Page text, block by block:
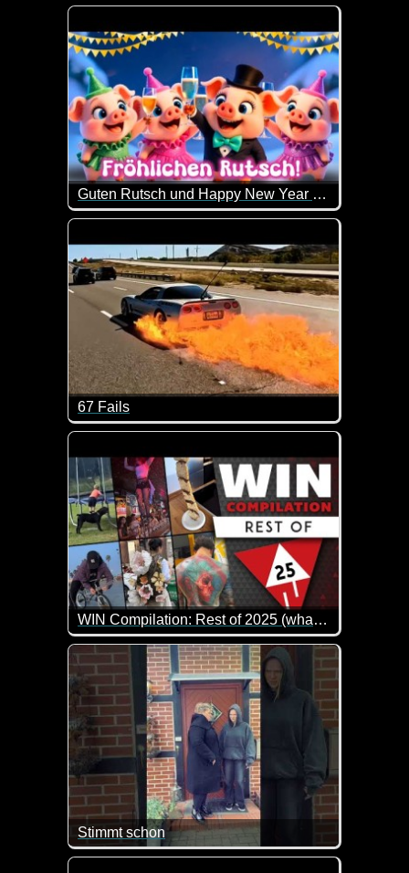
Eine tolle Zusammenstellung von lustigen
Guten Rutsch und Happy New Year 2026
Ich wünsche dir morgen einen sauguten Rutsch in
67 Fails
Lehn dich zurück und sei froh, dass dir diese
WIN Compilation: Rest of 2025 (what we missed...)
Da nur relativ neue Clips in den regulären
Stimmt schon
Da lässt man den Teenager doch lieber daheim,